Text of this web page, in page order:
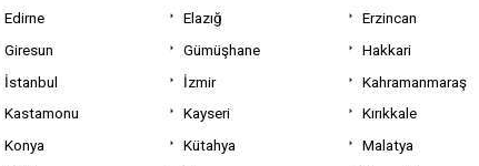
Edirne Elazığ Erzincan
Giresun Gümüşhane Hakkari
İstanbul İzmir Kahramanmaraş
Kastamonu Kayseri Kırıkkale
Konya Kütahya Malatya